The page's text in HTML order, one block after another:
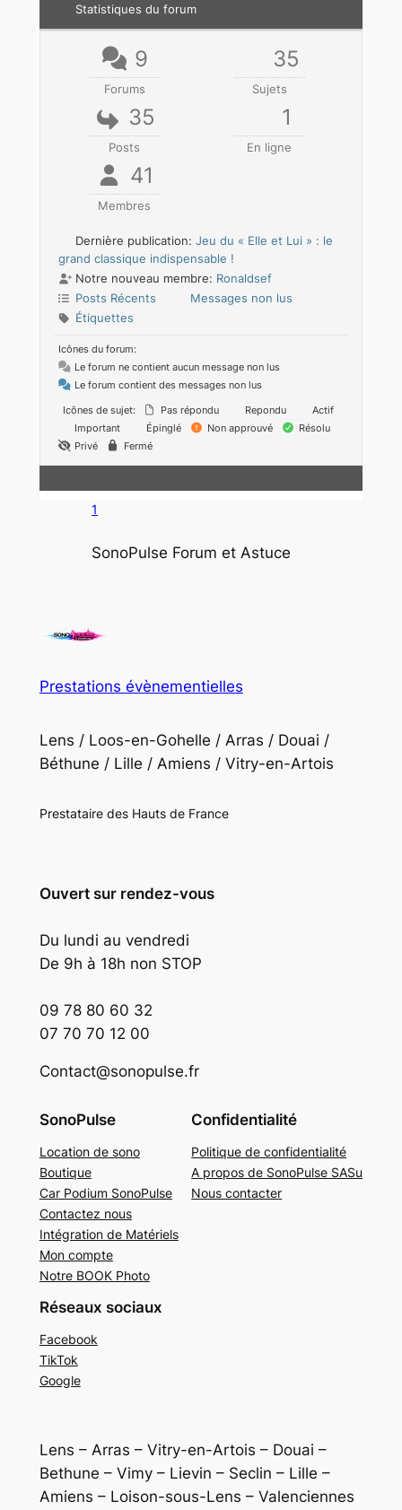
Statistiques du forum
9
Forums
35
Sujets
35
Posts
1
En ligne
41
Membres
Dernière publication: Jeu du « Elle et Lui » : le
grand classique indispensable !
Notre nouveau membre: Ronaldsef
Posts Récents
Messages non lus
Étiquettes
Icônes du forum:
Le forum ne contient aucun message non lus
Le forum contient des messages non lus
Icônes de sujet:
Pas répondu Repondu
Actif
Important
Épinglé Non approuvé
Résolu
Privé
Fermé
1
SonoPulse Forum et Astuce
Prestations évènementielles
Lens / Loos-en-Gohelle / Arras / Douai /
Béthune / Lille / Amiens / Vitry-en-Artois
Prestataire des Hauts de France
Ouvert sur rendez-vous
Du lundi au vendredi
De 9h à 18h non STOP
09 78 80 60 32
07 70 70 12 00
Contact@sonopulse.fr
SonoPulse
Location de sono
Boutique
Car Podium SonoPulse
Contactez nous
Intégration de Matériels
Mon compte
Notre BOOK Photo
Confidentialité
Politique de confidentialité
A propos de SonoPulse SASu
Nous contacter
Réseaux sociaux
Facebook
TikTok
Google
Lens – Arras – Vitry-en-Artois – Douai –
Bethune – Vimy – Lievin – Seclin – Lille –
Amiens – Loison-sous-Lens – Valenciennes